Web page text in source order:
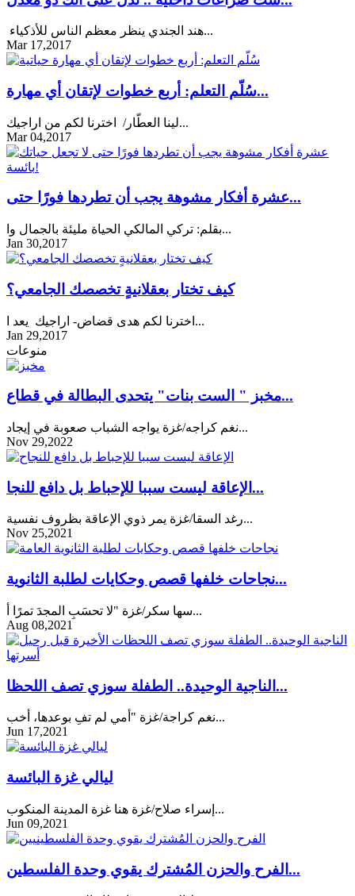
هند الجندي ينظر معظم الناس للأذكياء...
Mar 17,2017
سُلّم التعلم: أربع خطوات لإتقان أي مهارة...
لينا العطّار/ اخترنا لكم من اراجيك...
Mar 04,2017
عشرة أفكار مشوهة يجب أن تطردها فورًا حتى...
بقلم: تركي المالكي الحياة مليئة بالجمال وا...
Jan 30,2017
كيف تختار بعقلانيةٍ تخصصك الجامعي؟
اخترنا لكم هدى قضاض- اراجيك يعد ا...
Jan 29,2017
منوعات
مخبز " الست بنات" يتحدى البطالة في قطاع...
نغم كراجه/غزة يواجه الشباب صعوبة في إيجاد...
Nov 29,2022
الإعاقة ليست سببا للإحباط بل دافع للنجا...
رغد السقا/غزة يمر ذوي الإعاقة بظروف نفسية...
Nov 25,2021
نجاحات خلفها قصص وحكايات لطلبة الثانوية...
سها سكر/غزة "لا تحسَبِ المجدَ تمرًا أ...
Aug 08,2021
الناجية الوحيدة.. الطفلة سوزي تصف اللحظا...
نغم كراجة/غزة "أمي لم تفِ بوعدها، أخب...
Jun 17,2021
ليالي غزة البائسة
إسراء صلاح/غزة هنا غزة المدينة المنكوب...
Jun 09,2021
الفرح والحزن المُشترك يقوي وحدة الفلسطين...